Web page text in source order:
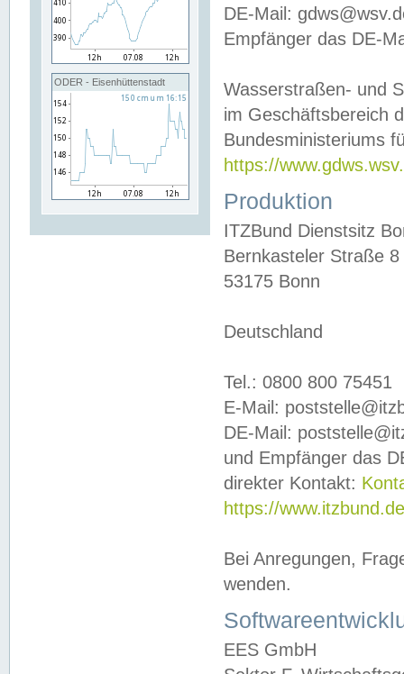
ODER - Eisenhüttenstadt
DE-Mail:
Empfänger das DE-
Wasserstraßen- und
im Geschäftsbereich
Bundesministeriums
https://
Produktion
ITZBund Dienstsitz
Bernkasteler Straße 8
53175 Bonn
Deutschland
Tel.: 0800 800 75451
E-Mail:
DE-Mail:
und Empfänger das
direkter Kontakt:
https://
Bei Anregungen,
wenden.
EES GmbH